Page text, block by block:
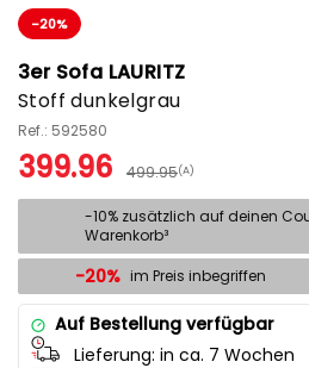
-20%
3er Sofa LAURITZ
Stoff dunkelgrau
Ref.: 592580
399.96 499.95(A)
-10% zusätzlich auf deinen
Warenkorb³
-20% im Preis inbegriffen
Auf Bestellung verfügbar
Lieferung: in ca. 7 Wochen